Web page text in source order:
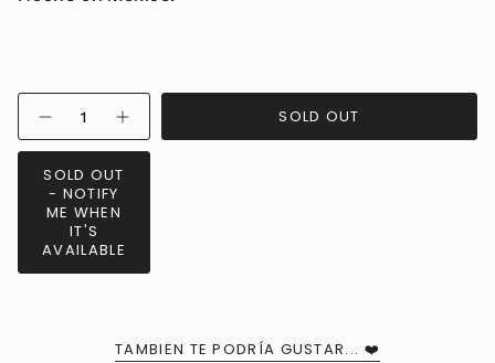
{"in_cart_html"=>"
<span
class=\"quantity-
cart\">
quantity
</span>
in
Decrease
quantity
for
Bracelet
button
quantity
SOLD OUT
SOLD OUT
- NOTIFY
ME WHEN
IT'S
AVAILABLE
TAMBIEN TE PODRÍA GUSTAR... ❤️